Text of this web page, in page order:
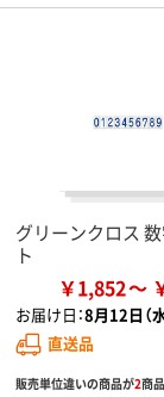
グリーンクロス
ト
￥1,852
お届け日：8月12日（水
直送品
販売単位違いの商品が2商